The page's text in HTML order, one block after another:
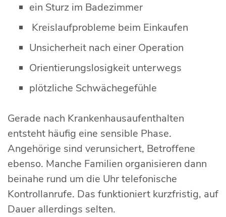
ein Sturz im Badezimmer
Kreislaufprobleme beim Einkaufen
Unsicherheit nach einer Operation
Orientierungslosigkeit unterwegs
plötzliche Schwächegefühle
Gerade nach Krankenhausaufenthalten
entsteht häufig eine sensible Phase.
Angehörige sind verunsichert, Betroffene
ebenso. Manche Familien organisieren dann
beinahe rund um die Uhr telefonische
Kontrollanrufe. Das funktioniert kurzfristig, auf
Dauer allerdings selten.